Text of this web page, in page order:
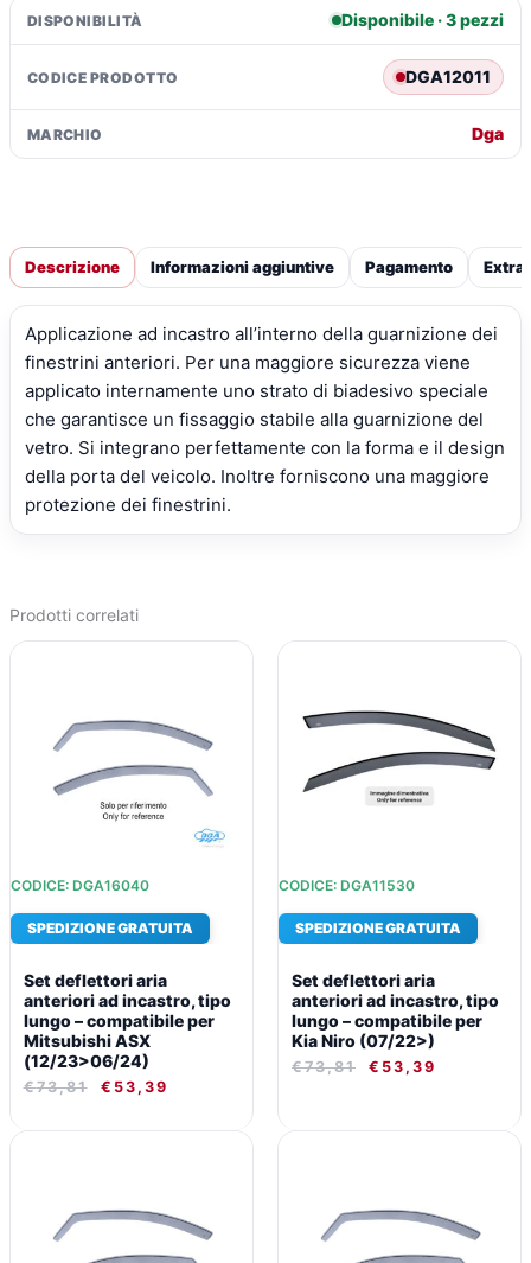
(09/02>11/10)
quantità
DISPONIBILITÀ Disponibile · 3 pezzi
CODICE PRODOTTO DGA12011
MARCHIO Dga
Descrizione Informazioni aggiuntive Pagamento Extra
Applicazione ad incastro all’interno della guarnizione dei
finestrini anteriori. Per una maggiore sicurezza viene
applicato internamente uno strato di biadesivo speciale
che garantisce un fissaggio stabile alla guarnizione del
vetro. Si integrano perfettamente con la forma e il design
della porta del veicolo. Inoltre forniscono una maggiore
protezione dei finestrini.
Prodotti correlati
CODICE: DGA16040
SPEDIZIONE GRATUITA
Set deflettori aria
anteriori ad incastro, tipo
lungo – compatibile per
Mitsubishi ASX
(12/23>06/24)
€73,81
€73,81.
€ 53,39
€53,39.
CODICE: DGA11530
SPEDIZIONE GRATUITA
Set deflettori aria
anteriori ad incastro, tipo
lungo – compatibile per
Kia Niro (07/22>)
€73,81
€73,81.
€ 53,39
€53,39.
€73,81.€53,39.
€73,81.€53,39.